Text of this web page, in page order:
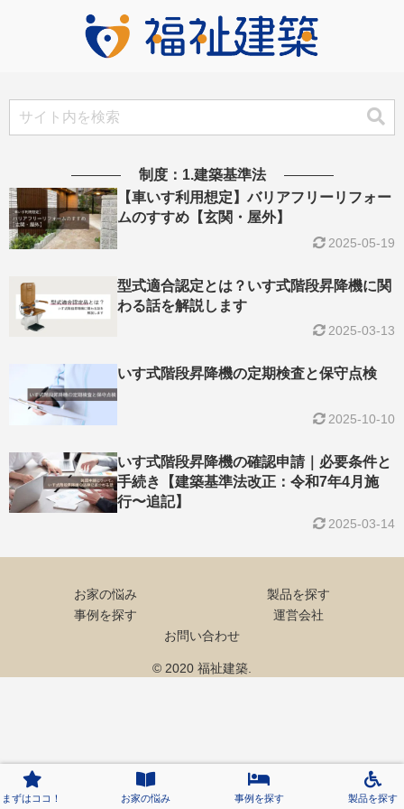
制度：1.建築基準法
【車いす利用想定】バリアフリーリフォー
ムのすすめ【玄関・屋外】
2025-05-19
型式適合認定とは？いす式階段昇降機に関
わる話を解説します
2025-03-13
いす式階段昇降機の定期検査と保守点検
2025-10-10
いす式階段昇降機の確認申請｜必要条件と
手続き【建築基準法改正：令和7年4月施
行〜追記】
2025-03-14
お家の悩み
製品を探す
事例を探す
運営会社
お問い合わせ
© 2020 福祉建築.
まずはココ！ お家の悩み 事例を探す 製品を探す